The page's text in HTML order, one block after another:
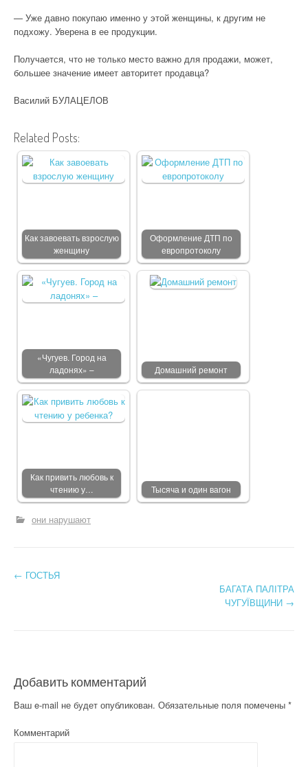
— Уже давно покупаю именно у этой женщины, к другим не
подхожу. Уверена в ее продукции.
Получается, что не только место важно для продажи, может,
большее значение имеет авторитет продавца?
Василий БУЛАЦЕЛОВ
Related Posts:
Как завоевать взрослую
женщину
Оформление ДТП по
европротоколу
«Чугуев. Город на
ладонях» –
Домашний ремонт
Как привить любовь к
чтению у…
Тысяча и один вагон
они нарушают
Post navigation
← ГОСТЬЯ
БАГАТА ПАЛІТРА
ЧУГУЇВЩИНИ →
Добавить комментарий
Ваш e-mail не будет опубликован. Обязательные поля помечены *
Комментарий